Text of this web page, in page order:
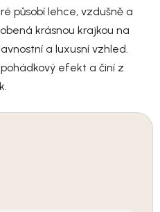
působí lehce, vzdušně a
krásnou krajkou na
a luxusní vzhled.
efekt a činí z